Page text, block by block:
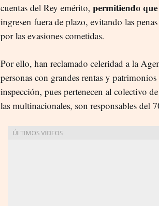
cuentas del Rey emérito, permitiendo
ingresen fuera de plazo, evitando las
por las evasiones cometidas.
Por ello, han reclamado celeridad a la
personas con grandes rentas y
inspección, pues pertenecen al colectivo
las multinacionales, son responsables del